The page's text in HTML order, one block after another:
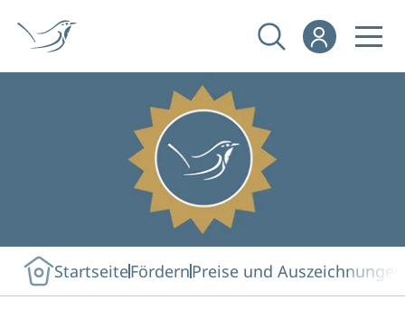
StartseiteFördernPreise und Auszeichnungen